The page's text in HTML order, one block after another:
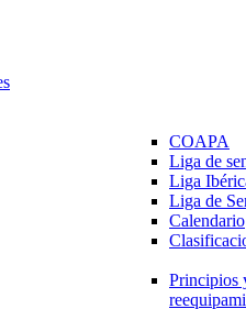
COAPA
Liga de
Liga
Liga de
Calendario
Principios